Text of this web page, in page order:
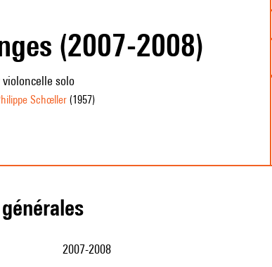
(2007-2008)
violoncelle solo
Schœller(1957)
2007-2008